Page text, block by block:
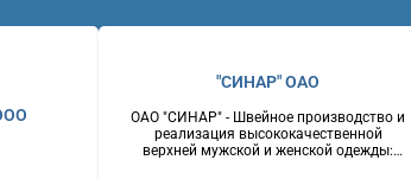
"СИНАР" ОАО
ОАО "СИНАР" - Швейное производство и
реализация высококачественной
верхней мужской и женской одежды: